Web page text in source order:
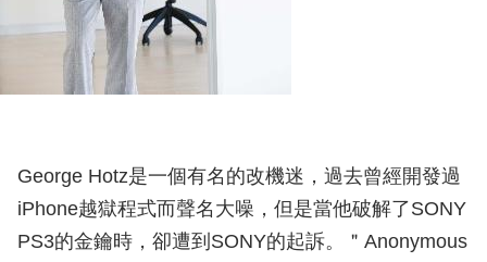
George Hotz是一個有名的改機迷，過去曾經開發過
iPhone越獄程式而聲名大噪，但是當他破解了SONY
PS3的金鑰時，卻遭到SONY的起訴。＂Anonymous